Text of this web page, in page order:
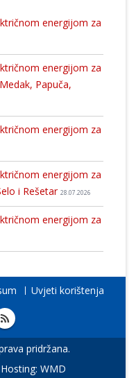
energijom za
energijom za
Papuča,
energijom za
energijom za
i Rešetar 28.07.2026
energijom za
Uvjeti korištenja
pridržana.
WMD